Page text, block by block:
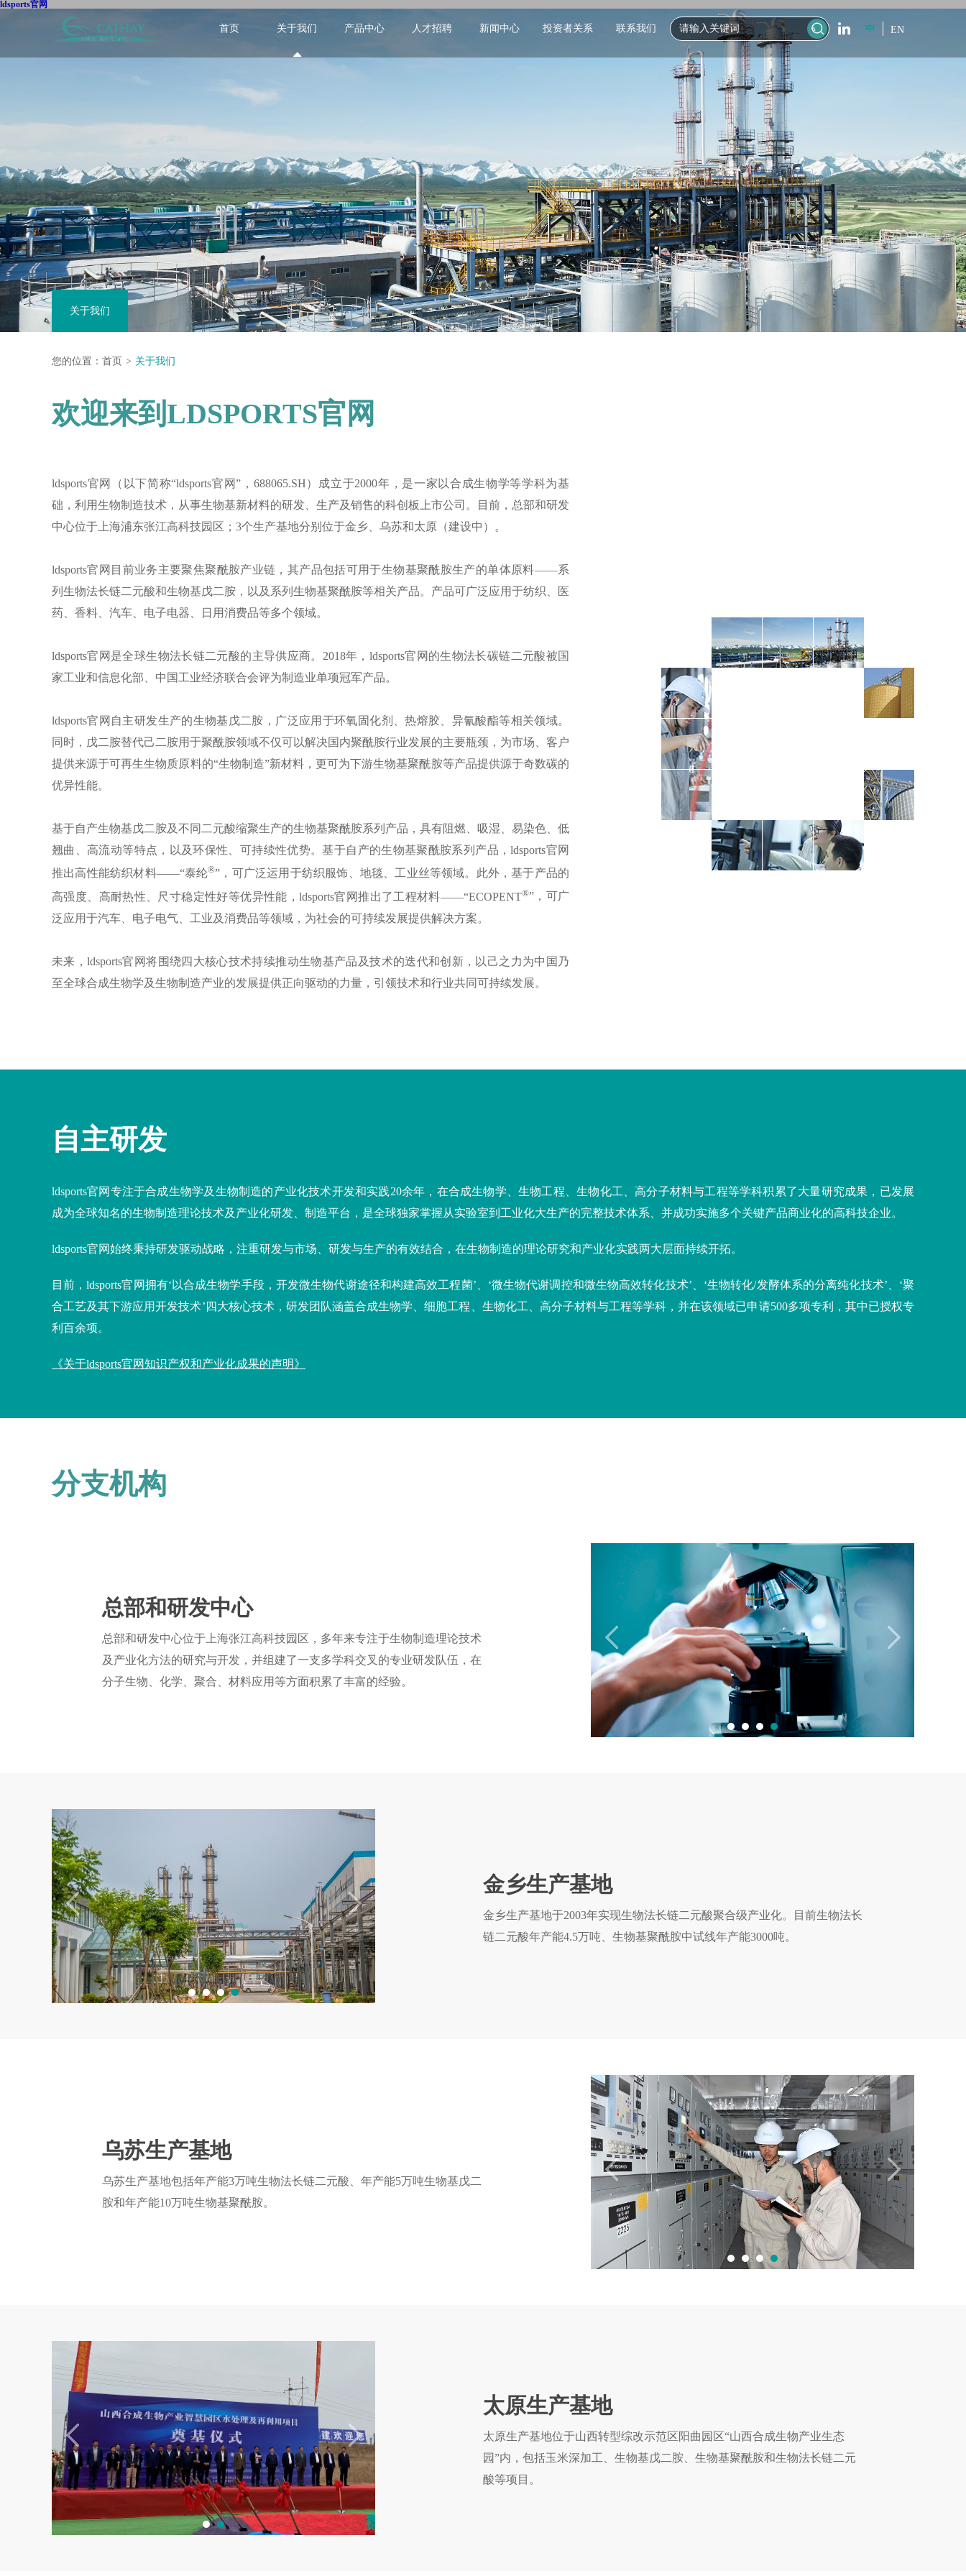
ldsports官网
首页 关于我们 产品中心 人才招聘 新闻中心 投资者关系 联系我们 中 EN
关于我们
您的位置： 首页 关于我们
欢迎来到LDSPORTS官网
ldsports官网（以下简称“ldsports官网”，688065.SH）成立于2000年，是一家以合成生物学等学科为基
础，利用生物制造技术，从事生物基新材料的研发、生产及销售的科创板上市公司。目前，总部和研发
中心位于上海浦东张江高科技园区；3个生产基地分别位于金乡、乌苏和太原（建设中）。
ldsports官网目前业务主要聚焦聚酰胺产业链，其产品包括可用于生物基聚酰胺生产的单体原料——系
列生物法长链二元酸和生物基戊二胺，以及系列生物基聚酰胺等相关产品。产品可广泛应用于纺织、医
药、香料、汽车、电子电器、日用消费品等多个领域。
ldsports官网是全球生物法长链二元酸的主导供应商。 2018年，ldsports官网的生物法长碳链二元酸被国
家工业和信息化部、中国工业经济联合会评为制造业单项冠军产品。
ldsports官网自主研发生产的生物基戊二胺，广泛应用于环氧固化剂、热熔胶、异氰酸酯等相关领域。
同时，戊二胺替代己二胺用于聚酰胺领域不仅可以解决国内聚酰胺行业发展的主要瓶颈，为市场、客户
提供来源于可再生生物质原料的“生物制造”新材料，更可为下游生物基聚酰胺等产品提供源于奇数碳的
优异性能。
基于自产生物基戊二胺及不同二元酸缩聚生产的生物基聚酰胺系列产品，具有阻燃、吸湿、易染色、低
翘曲、高流动等特点，以及环保性、可持续性优势。基于自产的生物基聚酰胺系列产品，ldsports官网
推出高性能纺织材料——“泰纶®”，可广泛运用于纺织服饰、地毯、工业丝等领域。此外，基于产品的
高强度、高耐热性、尺寸稳定性好等优异性能，ldsports官网推出了工程材料——“ECOPENT®”，可广
泛应用于汽车、电子电气、工业及消费品等领域，为社会的可持续发展提供解决方案。
未来，ldsports官网将围绕四大核心技术持续推动生物基产品及技术的迭代和创新，以己之力为中国乃
至全球合成生物学及生物制造产业的发展提供正向驱动的力量，引领技术和行业共同可持续发展。
自主研发
ldsports官网专注于合成生物学及生物制造的产业化技术开发和实践20余年，在合成生物学、生物工程、生物化工、高分子材料与工程等学科积累了大量研究成果，已发展
成为全球知名的生物制造理论技术及产业化研发、制造平台，是全球独家掌握从实验室到工业化大生产的完整技术体系、并成功实施多个关键产品商业化的高科技企业。
ldsports官网始终秉持研发驱动战略，注重研发与市场、研发与生产的有效结合，在生物制造的理论研究和产业化实践两大层面持续开拓。
目前，ldsports官网拥有‘ 以合成生物学手段，开发微生物代谢途径和构建高效工程菌’、‘微生物代谢调控和微生物高效转化技术’、‘生物转化/发酵体系的分离纯化技术’ ‘聚
合工艺及其下游应用开发技术’ 四大核心技术，研发团队涵盖合成生物学、细胞工程、生物化工、高分子材料与工程等学科，并在该领域已申请500多项专利，其中已授权专
利百余项。
《关于ldsports官网知识产权和产业化成果的声明》
分支机构
总部和研发中心
总部和研发中心位于上海张江高科技园区，多年来专注于生物制造理论技术
及产业化方法的研究与开发，并组建了一支多学科交叉的专业研发队伍，在
分子生物、化学、聚合、材料应用等方面积累了丰富的经验。
金乡生产基地
金乡生产基地于2003年实现生物法长链二元酸聚合级产业化。目前生物法长
链二元酸年产能4.5万吨、生物基聚酰胺中试线年产能3000吨。
乌苏生产基地
乌苏生产基地包括年产能3万吨生物法长链二元酸、年产能5万吨生物基戊二
胺和年产能10万吨生物基聚酰胺。
太原生产基地
太原生产基地位于山西转型综改示范区阳曲园区“山西合成生物产业生态
园”内，包括玉米深加工、生物基戊二胺、生物基聚酰胺和生物法长链二元
酸等项目。